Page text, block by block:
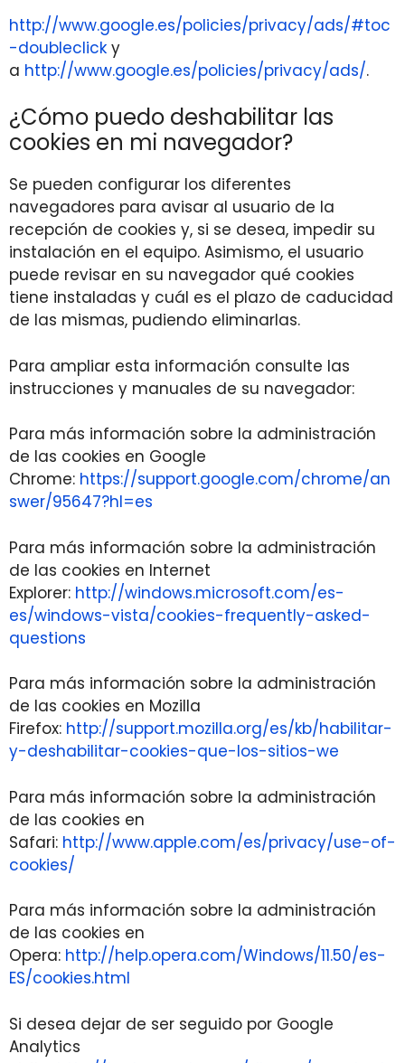
http://www.google.es/policies/privacy/ads/#toc
-doubleclick y
a http://www.google.es/policies/privacy/ads/.
¿Cómo puedo deshabilitar las
cookies en mi navegador?
Se pueden configurar los diferentes
navegadores para avisar al usuario de la
recepción de cookies y, si se desea, impedir su
instalación en el equipo. Asimismo, el usuario
puede revisar en su navegador qué cookies
tiene instaladas y cuál es el plazo de caducidad
de las mismas, pudiendo eliminarlas.
Para ampliar esta información consulte las
instrucciones y manuales de su navegador:
Para más información sobre la administración
de las cookies en Google
Chrome: https://support.google.com/chrome/an
swer/95647?hl=es
Para más información sobre la administración
de las cookies en Internet
Explorer: http://windows.microsoft.com/es-
es/windows-vista/cookies-frequently-asked-
questions
Para más información sobre la administración
de las cookies en Mozilla
Firefox: http://support.mozilla.org/es/kb/habilitar-
y-deshabilitar-cookies-que-los-sitios-we
Para más información sobre la administración
de las cookies en
Safari: http://www.apple.com/es/privacy/use-of-
cookies/
Para más información sobre la administración
de las cookies en
Opera: http://help.opera.com/Windows/11.50/es-
ES/cookies.html
Si desea dejar de ser seguido por Google
Analytics